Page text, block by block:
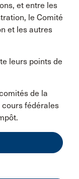
et entre les
le Comité
et les autres
leurs points de
de la
fédérales